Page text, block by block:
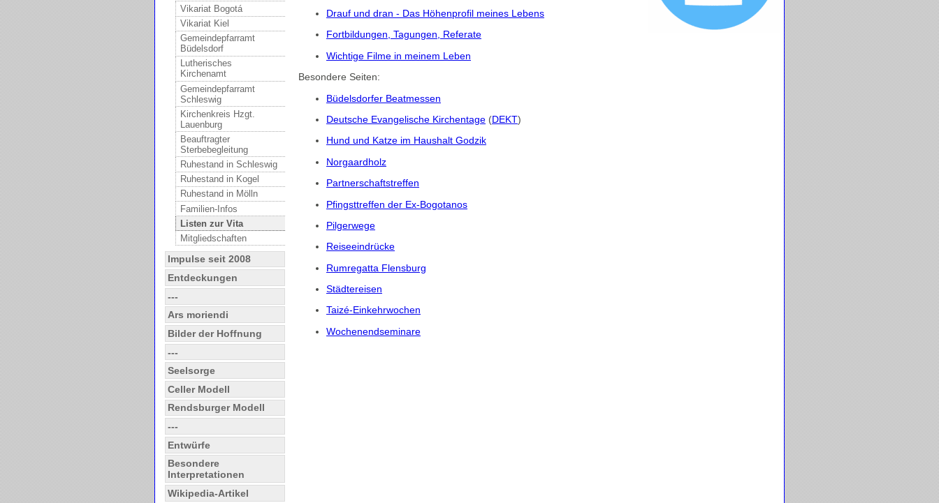
Vikariat Bogotá
Vikariat Kiel
Gemeindepfarramt
Büdelsdorf
Lutherisches
Kirchenamt
Gemeindepfarramt
Schleswig
Kirchenkreis Hzgt.
Lauenburg
Beauftragter
Sterbebegleitung
Ruhestand in Schleswig
Ruhestand in Kogel
Ruhestand in Mölln
Familien-Infos
Listen zur Vita
Mitgliedschaften
Impulse seit 2008
Entdeckungen
---
Ars moriendi
Bilder der Hoffnung
---
Seelsorge
Celler Modell
Rendsburger Modell
---
Entwürfe
Besondere
Interpretationen
Wikipedia-Artikel
Drauf und dran - Das Höhenprofil meines Lebens
Fortbildungen, Tagungen, Referate
Wichtige Filme in meinem Leben
Besondere Seiten:
Büdelsdorfer Beatmessen
Deutsche Evangelische Kirchentage (DEKT)
Hund und Katze im Haushalt Godzik
Norgaardholz
Partnerschaftstreffen
Pfingsttreffen der Ex-Bogotanos
Pilgerwege
Reiseeindrücke
Rumregatta Flensburg
Städtereisen
Taizé-Einkehrwochen
Wochenendseminare